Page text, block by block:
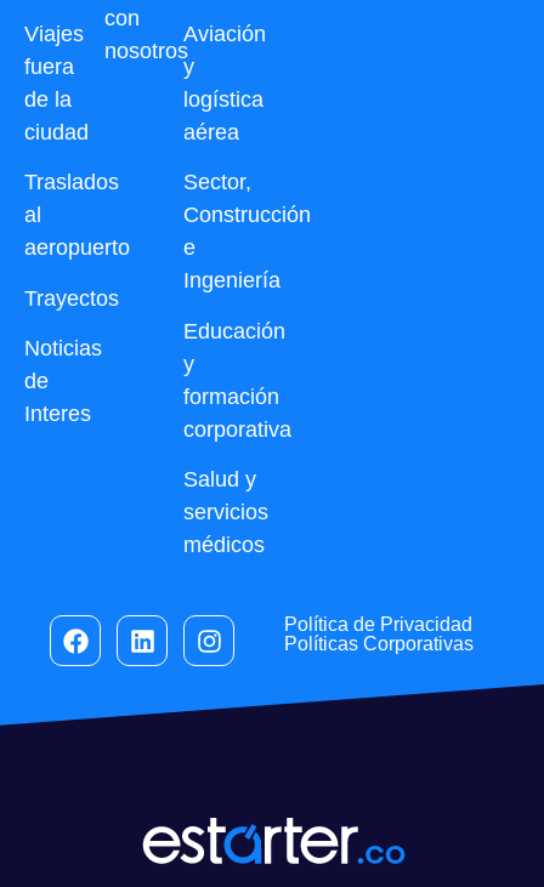
Viajes
fuera
de la
ciudad
Traslados
al
aeropuerto
Trayectos
Noticias
de
Interes
Aviación
y
logística
aérea
Sector,
Construcción
e
Ingeniería
Educación
y
formación
corporativa
Salud y
servicios
médicos
con
nosotros
Política de Privacidad
Políticas Corporativas